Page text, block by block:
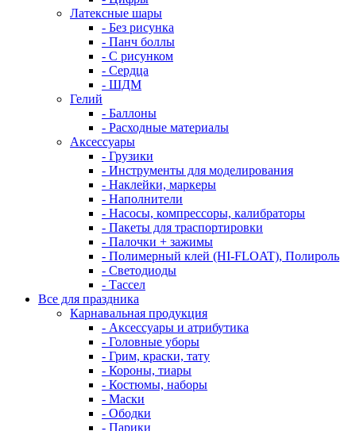
Латексные шары
- Без рисунка
- Панч боллы
- С рисунком
- Сердца
- ШДМ
Гелий
- Баллоны
- Расходные материалы
Аксессуары
- Грузики
- Инструменты для моделирования
- Наклейки, маркеры
- Наполнители
- Насосы, компрессоры, калибраторы
- Пакеты для траспортировки
- Палочки + зажимы
- Полимерный клей (HI-FLOAT), Полироль
- Светодиоды
- Тассел
Все для праздника
Карнавальная продукция
- Аксессуары и атрибутика
- Головные уборы
- Грим, краски, тату
- Короны, тиары
- Костюмы, наборы
- Маски
- Ободки
- Парики